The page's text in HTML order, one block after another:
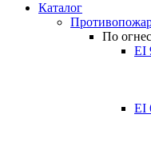
Каталог
По
EI
EI